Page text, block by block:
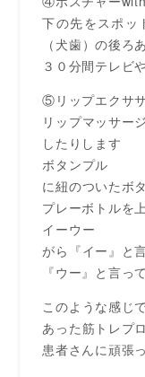
下の先をスポッ
（犬歯）の後ろ
３０分間テレビ
⑤リップエクサ
リップマッサー
したりします
ボタンプル ：
に紐のついたボ
プレーボトルを
イーウー ：
がら『イー』と
『ウー』と言っ
このような感じ
あった筋トレプ
患者さんに頑張